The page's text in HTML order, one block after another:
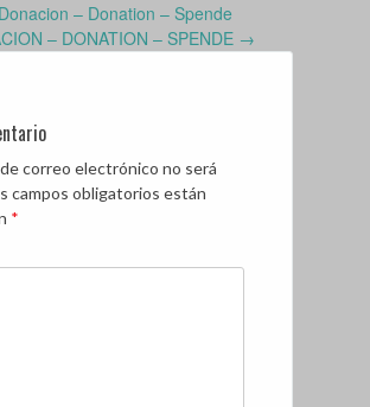
Donacion – Donation – Spende
– DONATION – SPENDE →
correo electrónico no será
campos obligatorios están
*